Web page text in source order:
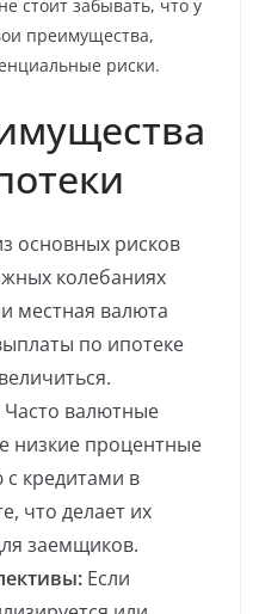
стоит забывать, что у
преимущества,
риски.
основных рисков
колебаниях
местная валюта
по ипотеке
Часто валютные
низкие процентные
с кредитами в
что делает их
заемщиков.
Если